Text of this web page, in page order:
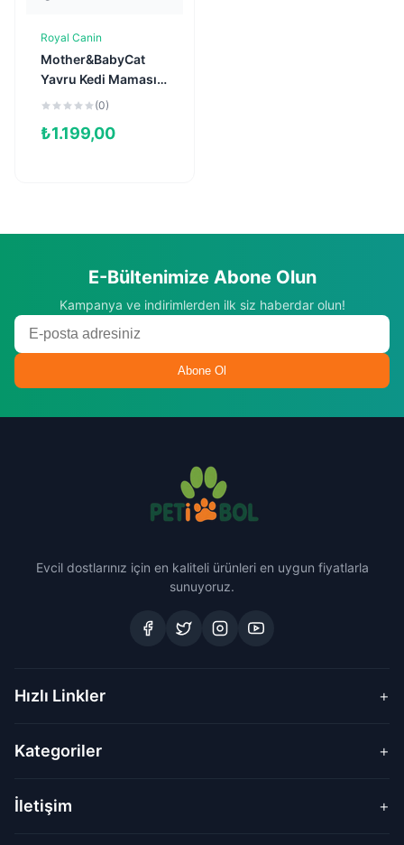
Sepete Ekle
Royal Canin
Mother&BabyCat
Yavru Kedi Maması
2kg
(0)
₺1.199,00
E-Bültenimize Abone Olun
Kampanya ve indirimlerden ilk siz haberdar olun!
Abone Ol
Evcil dostlarınız için en kaliteli ürünleri en uygun fiyatlarla
sunuyoruz.
Hızlı Linkler +
Kategoriler +
İletişim +